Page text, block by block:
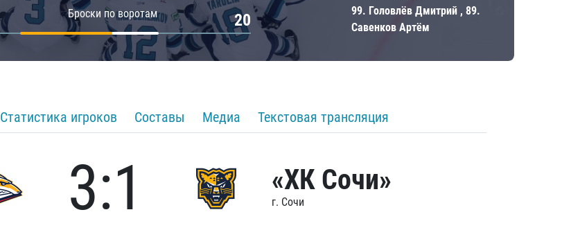
Броски по воротам 20
99. Головлёв Дмитрий , 89.
Савенков Артём
Статистика игроков Составы Медиа Текстовая трансляция
3:1 «ХК Сочи»
г. Сочи